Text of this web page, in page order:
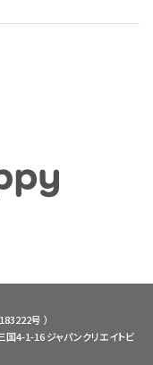
号 ）
4-1-16 ジャパンクリエイトビ